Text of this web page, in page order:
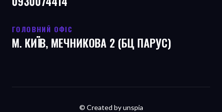
ГОЛОВНИЙ ОФІС
М. КИЇВ, МЕЧНИКОВА 2 (БЦ ПАРУС)
© Created by unspia